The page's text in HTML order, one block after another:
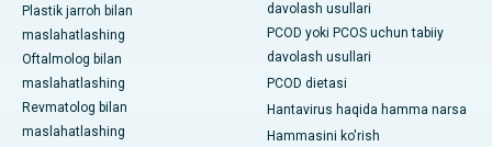
Plastik jarroh bilan
maslahatlashing
Oftalmolog bilan
maslahatlashing
Revmatolog bilan
maslahatlashing
davolash usullari
PCOD yoki PCOS uchun tabiiy
davolash usullari
PCOD dietasi
Hantavirus haqida hamma narsa
Hammasini ko'rish